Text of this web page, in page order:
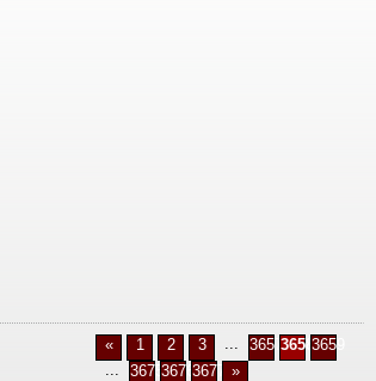
« 1 2 3 365736583659
367536763677 »